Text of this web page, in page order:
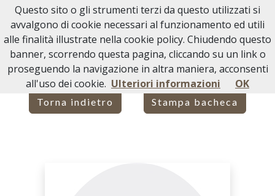
Necrologi Acqui Terme
Acqui Terme MARCO BRUSCO
Torna indietro Stampa bacheca
Questo sito o gli strumenti terzi da questo utilizzati si
avvalgono di cookie necessari al funzionamento ed utili
alle finalità illustrate nella cookie policy. Chiudendo questo
banner, scorrendo questa pagina, cliccando su un link o
proseguendo la navigazione in altra maniera, acconsenti
all'uso dei cookie. Ulteriori informazioni OK